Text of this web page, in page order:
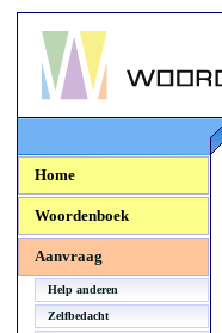
Woordenboek.NU
Home
Woordenboek
Aanvraag
Help anderen
Zelfbedacht